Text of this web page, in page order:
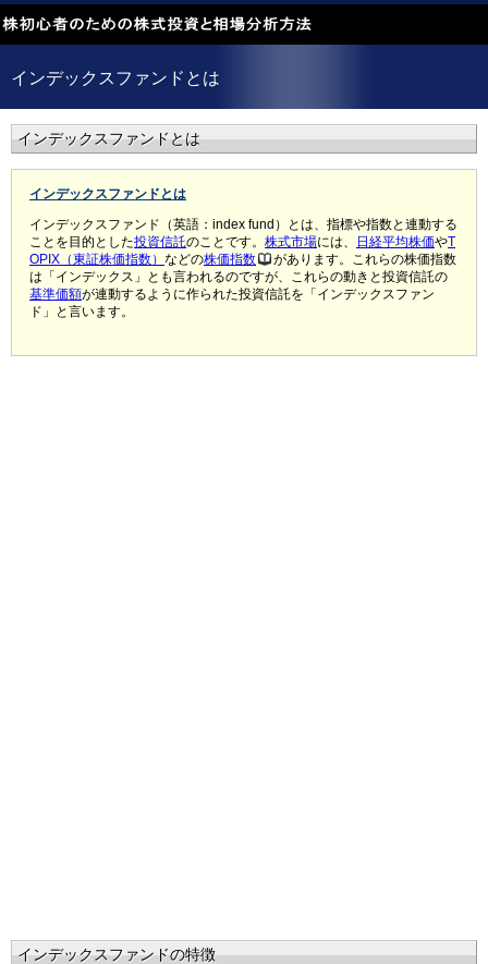
インデックスファンドとは
インデックスファンドとは
インデックスファンドとは
インデックスファンド（英語：index fund）とは、指標や指数と連動する
ことを目的とした投資信託のことです。 株式市場には、 日経平均株価やT
OPIX（東証株価指数） などの株価指数
があります。これらの株価指数
は「インデックス」とも言われるのですが、これらの動きと投資信託の
基準価額が連動するように作られた投資信託を「インデックスファン
ド」と言います。
インデックスファンドの特徴